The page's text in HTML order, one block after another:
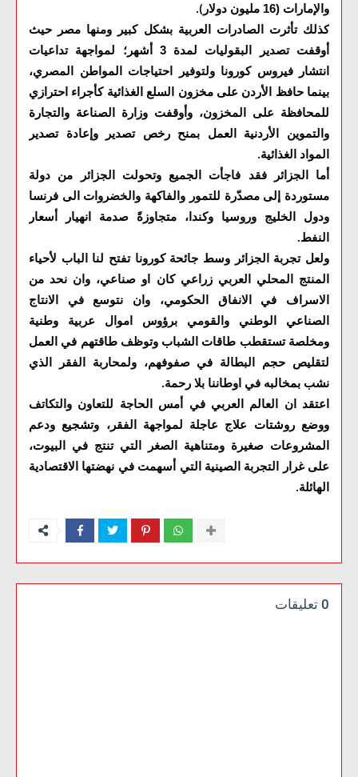
والإمارات (16 مليون دولار
).
كذلك تأثرت الصادرات العربية بشكل كبير ومنها مصر حيث
أوقفت تصدير البقوليات لمدة 3 أشهر؛ لمواجهة تداعيات
انتشار فيروس كورونا ولتوفير احتياجات المواطن المصري،
بينما حافظ الأردن على مخزون السلع الغذائية كأجراء احترازي
للمحافظة على المخزون، وأوقفت وزارة الصناعة والتجارة
والتموين الأردنية العمل بمنح رخص تصدير وإعادة تصدير
المواد الغذائية.
أما الجزائر فقد فاجأت الجميع وتحولت الجزائر من دولة
مستوردة إلى مصدّرة للتمور والفاكهة والخضروات الى فرنسا
ودول الخليج وروسيا وكندا، متجاوزةً صدمة انهيار أسعار
النفط.
ولعل تجربة الجزائر وسط جائحة كورونا تفتح لنا الباب لأحياء
المنتج المحلي العربي زراعي كان او صناعي، وان نحد من
الاسراف في الانفاق الحكومي، وان نتوسع في الانتاج
الصناعي الوطني والقومي برؤوس اموال عربية وطنية
ومخلصة تستقطب طاقات الشباب وتوظف طاقتهم في العمل
لتقليص حجم البطالة في صفوفهم، ولمحاربة الفقر الذي
نشب بمخالبه في اوطاننا بلا رحمة.
اعتقد ان العالم العربي في أمس الحاجة للتعاون والتكاتف
ووضع روشتات علاج عاجلة لمواجهة الفقر، وتشجيع ودعم
المشروعات صغيرة ومتناهية الصغر التي تنتج في البيوت،
على غرار التجربة الصينية التي أسهمت في نهضتها الاقتصادية
الهائلة.
0 تعليقات